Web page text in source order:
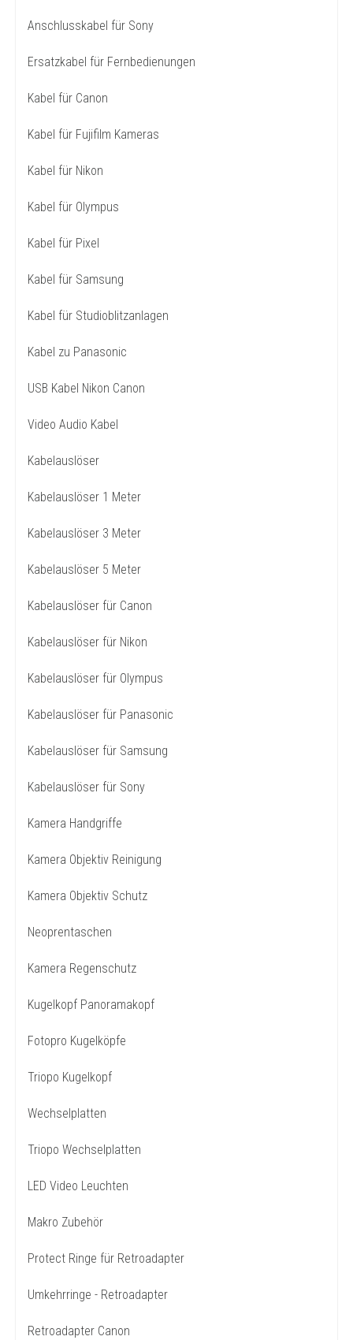
Anschlusskabel für Sony
Ersatzkabel für Fernbedienungen
Kabel für Canon
Kabel für Fujifilm Kameras
Kabel für Nikon
Kabel für Olympus
Kabel für Pixel
Kabel für Samsung
Kabel für Studioblitzanlagen
Kabel zu Panasonic
USB Kabel Nikon Canon
Video Audio Kabel
Kabelauslöser
Kabelauslöser 1 Meter
Kabelauslöser 3 Meter
Kabelauslöser 5 Meter
Kabelauslöser für Canon
Kabelauslöser für Nikon
Kabelauslöser für Olympus
Kabelauslöser für Panasonic
Kabelauslöser für Samsung
Kabelauslöser für Sony
Kamera Handgriffe
Kamera Objektiv Reinigung
Kamera Objektiv Schutz
Neoprentaschen
Kamera Regenschutz
Kugelkopf Panoramakopf
Fotopro Kugelköpfe
Triopo Kugelkopf
Wechselplatten
Triopo Wechselplatten
LED Video Leuchten
Makro Zubehör
Protect Ringe für Retroadapter
Umkehrringe - Retroadapter
Retroadapter Canon